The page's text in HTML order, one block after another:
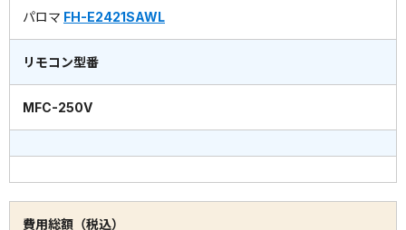
パロマ FH-E2421SAWL
リモコン型番
MFC-250V
費用総額（税込）